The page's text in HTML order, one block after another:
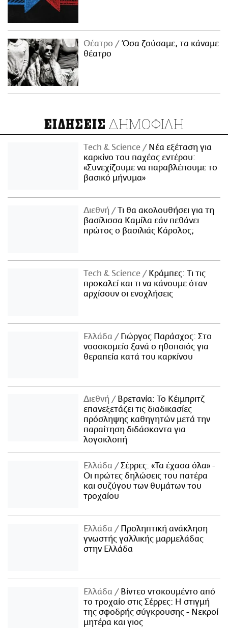
Θέατρο
Όσα ζούσαμε, τα κάναμε
θέατρο
ΕΙΔΗΣΕΙΣ ΔΗΜΟΦΙΛΗ
Τech & Science
Νέα εξέταση για
καρκίνο του παχέος εντέρου:
«Συνεχίζουμε να παραβλέπουμε το
βασικό μήνυμα»
Διεθνή
Τι θα ακολουθήσει για τη
βασίλισσα Καμίλα εάν πεθάνει
πρώτος ο βασιλιάς Κάρολος;
Τech & Science
Κράμπες: Τι τις
προκαλεί και τι να κάνουμε όταν
αρχίσουν οι ενοχλήσεις
Ελλάδα
Γιώργος Παράσχος: Στο
νοσοκομείο ξανά ο ηθοποιός για
θεραπεία κατά του καρκίνου
Διεθνή
Βρετανία: Το Κέιμπριτζ
επανεξετάζει τις διαδικασίες
πρόσληψης καθηγητών μετά την
παραίτηση διδάσκοντα για
λογοκλοπή
Ελλάδα
Σέρρες: «Τα έχασα όλα» -
Οι πρώτες δηλώσεις του πατέρα
και συζύγου των θυμάτων του
τροχαίου
Ελλάδα
Προληπτική ανάκληση
γνωστής γαλλικής μαρμελάδας
στην Ελλάδα
Ελλάδα
Βίντεο ντοκουμέντο από
το τροχαίο στις Σέρρες: Η στιγμή
της σφοδρής σύγκρουσης - Νεκροί
μητέρα και γιος